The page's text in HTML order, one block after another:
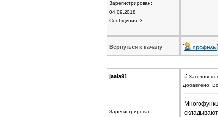
Зарегистрирован:
04.09.2018
Сообщения: 3
Вернуться к началу
jaala91
Зарегистрирован:
Заголовок
Добавлено: